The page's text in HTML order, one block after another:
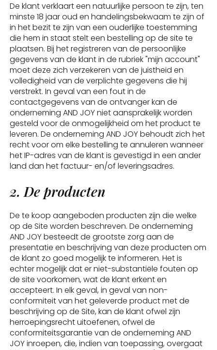
De klant verklaart een natuurlijke persoon te zijn, ten
minste 18 jaar oud en handelingsbekwaam te zijn of
in het bezit te zijn van een ouderlijke toestemming
die hem in staat stelt een bestelling op de site te
plaatsen. Bij het registreren van de persoonlijke
gegevens van de klant in de rubriek "mijn account"
moet deze zich verzekeren van de juistheid en
volledigheid van de verplichte gegevens die hij
verstrekt. In geval van een fout in de
contactgegevens van de ontvanger kan de
onderneming AND JOY niet aansprakelijk worden
gesteld voor de onmogelijkheid om het product te
leveren. De onderneming AND JOY behoudt zich het
recht voor om elke bestelling te annuleren wanneer
het IP-adres van de klant is gevestigd in een ander
land dan het factuur- en/of leveringsadres.
2. De producten
De te koop aangeboden producten zijn die welke
op de Site worden beschreven. De onderneming
AND JOY besteedt de grootste zorg aan de
presentatie en beschrijving van deze producten om
de klant zo goed mogelijk te informeren. Het is
echter mogelijk dat er niet-substantiële fouten op
de site voorkomen, wat de klant erkent en
accepteert. In elk geval, in geval van non-
conformiteit van het geleverde product met de
beschrijving op de Site, kan de klant ofwel zijn
herroepingsrecht uitoefenen, ofwel de
conformiteitsgarantie van de onderneming AND
JOY inroepen, die, indien van toepassing, overgaat